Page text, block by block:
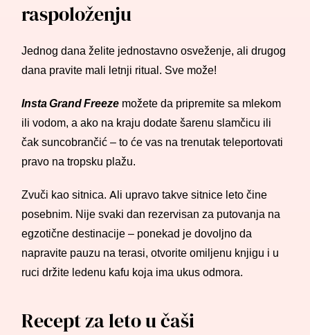
raspoloženju
Jednog dana želite jednostavno osveženje, ali drugog
dana pravite mali letnji ritual. Sve može!
Insta Grand Freeze možete da pripremite sa mlekom
ili vodom, a ako na kraju dodate šarenu slamčicu ili
čak suncobrančić – to će vas na trenutak teleportovati
pravo na tropsku plažu.
Zvuči kao sitnica. Ali upravo takve sitnice leto čine
posebnim. Nije svaki dan rezervisan za putovanja na
egzotične destinacije – ponekad je dovoljno da
napravite pauzu na terasi, otvorite omiljenu knjigu i u
ruci držite ledenu kafu koja ima ukus odmora.
Recept za leto u čaši